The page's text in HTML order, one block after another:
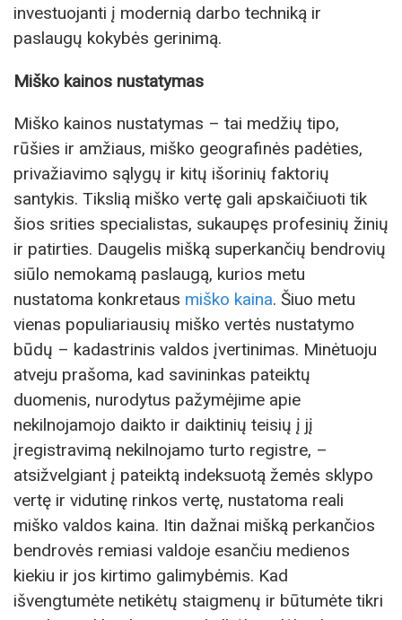
investuojanti į modernią darbo techniką ir
paslaugų kokybės gerinimą.
Miško kainos nustatymas
Miško kainos nustatymas – tai medžių tipo,
rūšies ir amžiaus, miško geografinės padėties,
privažiavimo sąlygų ir kitų išorinių faktorių
santykis. Tikslią miško vertę gali apskaičiuoti tik
šios srities specialistas, sukaupęs profesinių žinių
ir patirties. Daugelis mišką superkančių bendrovių
siūlo nemokamą paslaugą, kurios metu
nustatoma konkretaus miško kaina. Šiuo metu
vienas populiariausių miško vertės nustatymo
būdų – kadastrinis valdos įvertinimas. Minėtuoju
atveju prašoma, kad savininkas pateiktų
duomenis, nurodytus pažymėjime apie
nekilnojamojo daikto ir daiktinių teisių į jį
įregistravimą nekilnojamo turto registre, –
atsižvelgiant į pateiktą indeksuotą žemės sklypo
vertę ir vidutinę rinkos vertę, nustatoma reali
miško valdos kaina. Itin dažnai mišką perkančios
bendrovės remiasi valdoje esančiu medienos
kiekiu ir jos kirtimo galimybėmis. Kad
išvengtumėte netikėtų staigmenų ir būtumėte tikri